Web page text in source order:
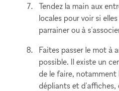
Tendez la main aux
locales pour voir si
parrainer ou à
Faites passer le mot à
possible. Il existe un
de le faire,
dépliants et d'affiches,